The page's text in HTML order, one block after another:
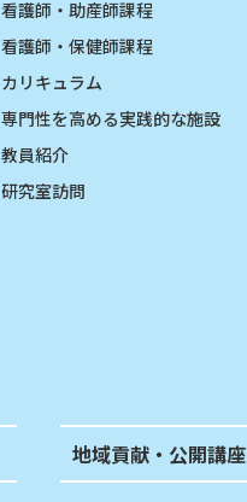
看護師・助産師課程
看護師・保健師課程
カリキュラム
専門性を高める実践的な施設
教員紹介
研究室訪問
地域貢献・公開講座